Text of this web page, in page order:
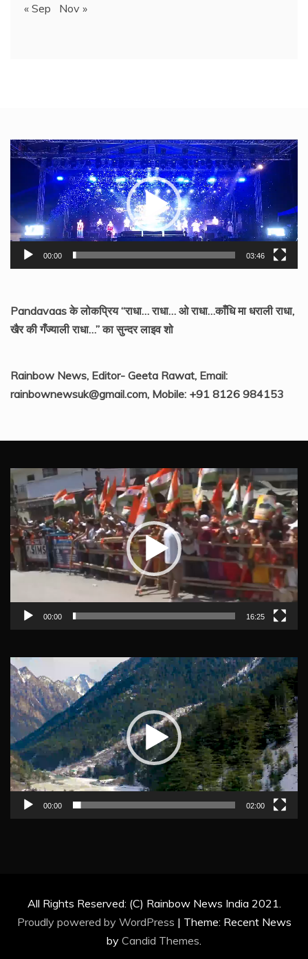
« Sep Nov »
Video
Player
00:00 03:46
Pandavaas के लोकप्रिय “राधा… राधा… ओ राधा…काँधि मा धराली राधा,
खैर की गँज्याली राधा…” का सुन्दर लाइव शो
Rainbow News, Editor- Geeta Rawat, Email:
rainbownewsuk@gmail.com, Mobile: +91 8126 984153
Video
Player
00:00 16:25
Video
Player
00:00 02:00
All Rights Reserved: (C) Rainbow News India 2021.
Proudly powered by WordPress | Theme: Recent News
by Candid Themes